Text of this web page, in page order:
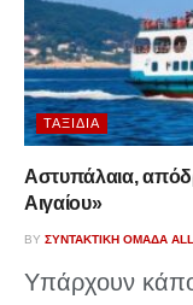
ΤΑΞΊΔΙΑ
Αστυπάλαια,
Αιγαίου»
BY ΣΥΝΤΑΚΤΙΚΉ ΟΜΆΔΑ
Υπάρχουν